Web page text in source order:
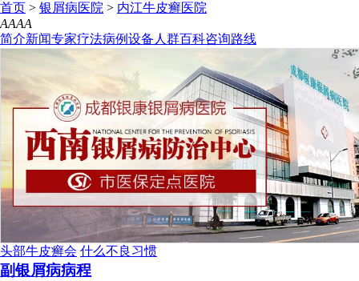
首页 > 银屑病医院 > 内江牛皮癣医院
AAAA
简介新闻专家疗法病例设备 人群百科咨询路线
头部牛皮癣会 什么不良习惯
副银屑病病程